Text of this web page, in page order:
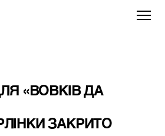
«ВОВКІВ ДА
ЗАКРИТО